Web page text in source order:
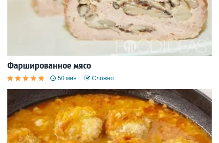
Фаршированное мясо
50 мин. Сложно